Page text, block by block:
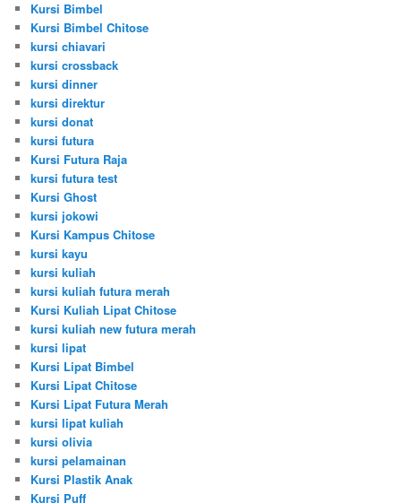
Kursi Bimbel
Kursi Bimbel Chitose
kursi chiavari
kursi crossback
kursi dinner
kursi direktur
kursi donat
kursi futura
Kursi Futura Raja
kursi futura test
Kursi Ghost
kursi jokowi
Kursi Kampus Chitose
kursi kayu
kursi kuliah
kursi kuliah futura merah
Kursi Kuliah Lipat Chitose
kursi kuliah new futura merah
kursi lipat
Kursi Lipat Bimbel
Kursi Lipat Chitose
Kursi Lipat Futura Merah
kursi lipat kuliah
kursi olivia
kursi pelamainan
Kursi Plastik Anak
Kursi Puff